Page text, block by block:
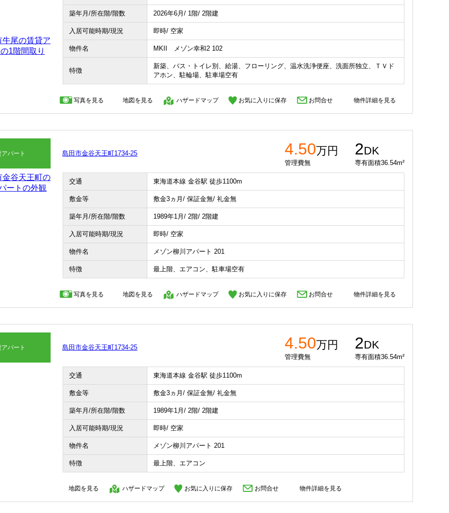
築年月/所在階/階数 2026年6月/ 1階/ 2階建
入居可能時期/現況 即時/ 空家
物件名 MKII メゾン幸和2 102
特徴
新築、バス・トイレ別、給湯、フローリング、温水洗浄便座、洗面所独立、ＴＶド
アホン、駐輪場、駐車場空有
写真を見る 地図を見る ハザードマップ お気に入りに保存 お問合せ 物件詳細を見る
アパート 島田市金谷天王町1734-25 4.50万円
管理費無
2DK
専有面積36.54m²
交通 東海道本線 金谷駅 徒歩1100m
敷金等 敷金3ヵ月/ 保証金無/ 礼金無
築年月/所在階/階数 1989年1月/ 2階/ 2階建
入居可能時期/現況 即時/ 空家
物件名 メゾン柳川アパート 201
特徴 最上階、エアコン、駐車場空有
写真を見る 地図を見る ハザードマップ お気に入りに保存 お問合せ 物件詳細を見る
アパート 島田市金谷天王町1734-25 4.50万円
管理費無
2DK
専有面積36.54m²
交通 東海道本線 金谷駅 徒歩1100m
敷金等 敷金3ヵ月/ 保証金無/ 礼金無
築年月/所在階/階数 1989年1月/ 2階/ 2階建
入居可能時期/現況 即時/ 空家
物件名 メゾン柳川アパート 201
特徴 最上階、エアコン
地図を見る ハザードマップ お気に入りに保存 お問合せ 物件詳細を見る